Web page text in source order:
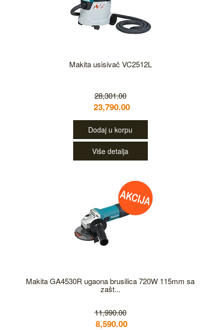
Makita usisivač VC2512L
28,301.00
23,790.00
Dodaj u korpu
Više detalja
Makita GA4530R ugaona brusilica 720W 115mm sa
zašt...
11,990.00
8,590.00